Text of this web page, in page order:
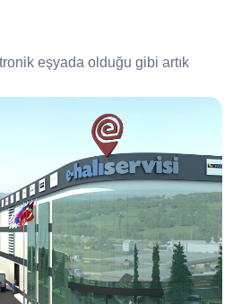
eşyada olduğu gibi artık
yıkama, bakım, onarım ve saçak
ve modern tesislerde titizlikle
ürün ve doğru yöntem ile kaliteli
yayılması.